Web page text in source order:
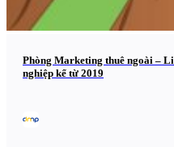
Phòng Marketing thuê ngoài –
nghiệp kể từ 2019